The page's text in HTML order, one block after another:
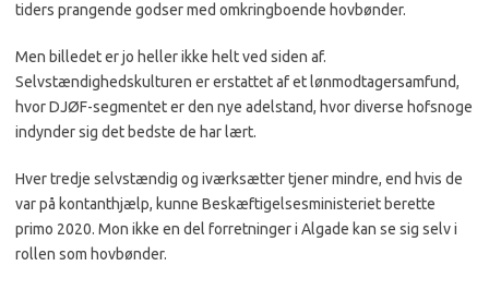
tiders prangende godser med omkringboende hovbønder.
Men billedet er jo heller ikke helt ved siden af.
Selvstændighedskulturen er erstattet af et lønmodtagersamfund,
hvor DJØF-segmentet er den nye adelstand, hvor diverse hofsnoge
indynder sig det bedste de har lært.
Hver tredje selvstændig og iværksætter tjener mindre, end hvis de
var på kontanthjælp, kunne Beskæftigelsesministeriet berette
primo 2020. Mon ikke en del forretninger i Algade kan se sig selv i
rollen som hovbønder.